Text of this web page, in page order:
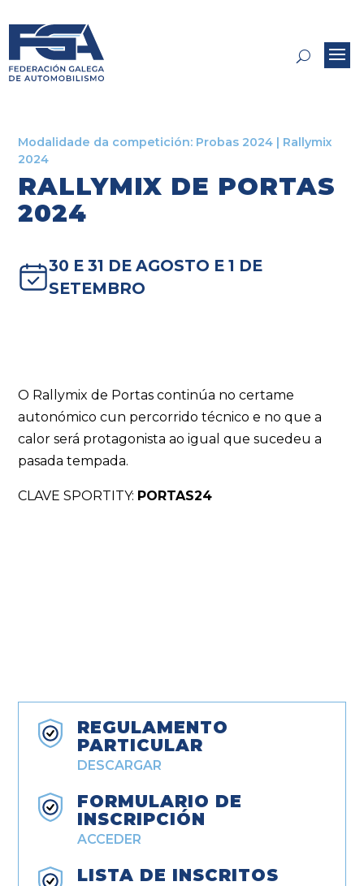
Modalidade da competición: Probas 2024 | Rallymix
2024
RALLYMIX DE PORTAS
2024
30 E 31 DE AGOSTO E 1 DE
SETEMBRO
O Rallymix de Portas continúa no certame
autonómico cun percorrido técnico e no que a
calor será protagonista ao igual que sucedeu a
pasada tempada.
CLAVE SPORTITY: PORTAS24
REGULAMENTO
PARTICULAR
DESCARGAR
FORMULARIO DE
INSCRIPCIÓN
ACCEDER
LISTA DE INSCRITOS